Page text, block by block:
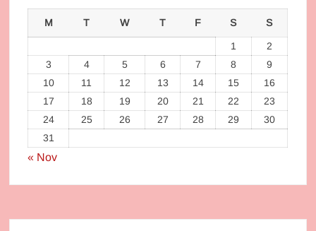
M T W T F S S
1
2
3
4 5 6 7 8
9
10
11 12 13 14 15
16
17
18 19 20 21 22
23
24
25 26 27 28 29
30
31
« Nov